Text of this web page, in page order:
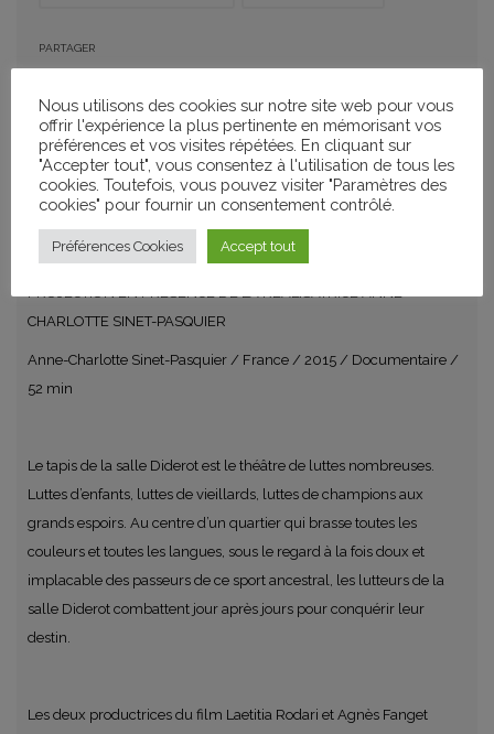
PARTAGER
CATÉGORIES
Projections
PROJECTION EN PRESENCE DE LA REALISATRICE ANNE-
CHARLOTTE SINET-PASQUIER
Anne-Charlotte Sinet-Pasquier / France / 2015 / Documentaire /
52 min
Le tapis de la salle Diderot est le théâtre de luttes nombreuses.
Luttes d’enfants, luttes de vieillards, luttes de champions aux
grands espoirs. Au centre d’un quartier qui brasse toutes les
couleurs et toutes les langues, sous le regard à la fois doux et
implacable des passeurs de ce sport ancestral, les lutteurs de la
salle Diderot combattent jour après jours pour conquérir leur
destin.
Les deux productrices du film Laetitia Rodari et Agnès Fanget
Nous utilisons des cookies sur notre site web pour vous
offrir l'expérience la plus pertinente en mémorisant vos
préférences et vos visites répétées. En cliquant sur
"Accepter tout", vous consentez à l'utilisation de tous les
cookies. Toutefois, vous pouvez visiter "Paramètres des
cookies" pour fournir un consentement contrôlé.
Préférences Cookies Accept tout